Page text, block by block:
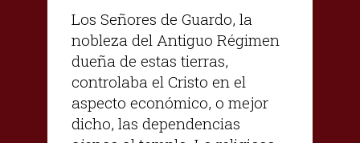
Los Señores de Guardo, la
nobleza del Antiguo Régimen
dueña de estas tierras,
controlaba el Cristo en el
aspecto económico, o mejor
dicho, las dependencias